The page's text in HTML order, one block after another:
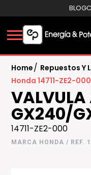
BLOG
Home/ Repuestos Y
Honda 14711-ZE2-000
GX240/
14711-ZE2-000
MARCA HONDA / REF.